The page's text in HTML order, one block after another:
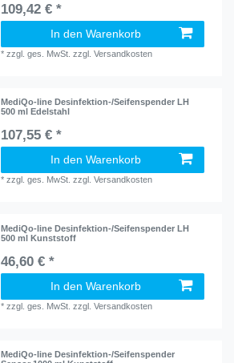
109,42 € *
In den Warenkorb
*zzgl. ges. MwSt. zzgl.Versandkosten
MediQo-line Desinfektion-/Seifenspender LH
500 ml Edelstahl
107,55 € *
In den Warenkorb
*zzgl. ges. MwSt. zzgl.Versandkosten
MediQo-line Desinfektion-/Seifenspender LH
500 ml Kunststoff
46,60 € *
In den Warenkorb
*zzgl. ges. MwSt. zzgl.Versandkosten
MediQo-line Desinfektion-/Seifenspender